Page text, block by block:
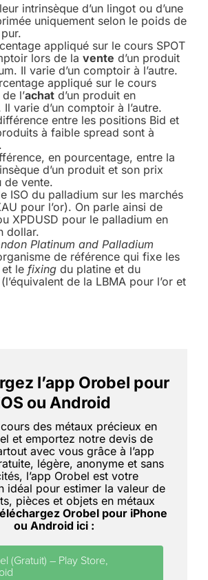
intrinsèque d’un lingot ou d’une
uniquement selon le poids de
appliqué sur le cours SPOT
lors de la vente d’un produit
Il varie d’un comptoir à l’autre.
appliqué sur le cours
l’achatd’un produit en
varie d’un comptoir à l’autre.
entre les positions Bid et
à faible spread sont à
en pourcentage, entre la
d’un produit et son prix
de vente.
ISO du palladium sur les marchés
pour l’or). On parle ainsi de
XPDUSD pour le palladium en
dollar.
Platinum and Palladium
de référence qui fixe les
le fixingdu platine et du
de la LBMA pour l’or et
l’app Orobel pour
ou Android
des métaux précieux en
et emportez notre devis de
avec vous grâce à l’app
légère, anonyme et sans
l’app Orobel est votre
idéal pour estimer la valeur de
pièces et objets en métaux
Orobel pour iPhone
ou Android ici :
(Gratuit) – Play Store,